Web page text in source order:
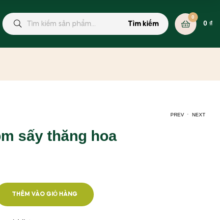
Tìm kiếm
0
0 ₫
PREV NEXT
sấy thăng hoa
THÊM VÀO GIỎ HÀNG